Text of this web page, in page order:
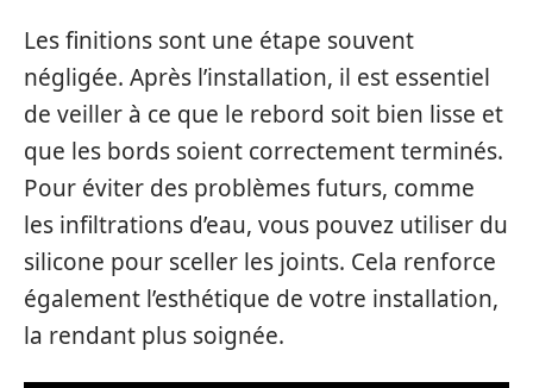
Les finitions sont une étape souvent
négligée. Après l’installation, il est essentiel
de veiller à ce que le rebord soit bien lisse et
que les bords soient correctement terminés.
Pour éviter des problèmes futurs, comme
les infiltrations d’eau, vous pouvez utiliser du
silicone pour sceller les joints. Cela renforce
également l’esthétique de votre installation,
la rendant plus soignée.